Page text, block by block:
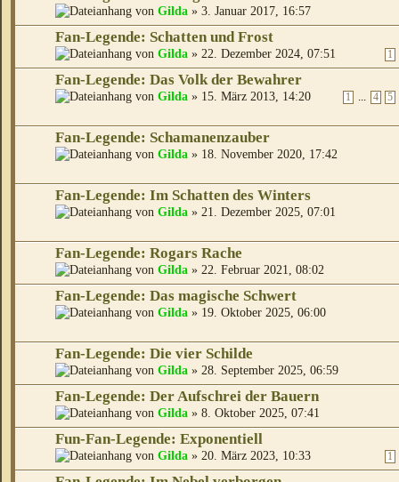
von Gilda » 3. Januar 2017, 16:57
Fan-Legende: Schatten und Frost
1
von Gilda » 22. Dezember 2024, 07:51
Fan-Legende: Das Volk der Bewahrer
1 ... 4 5
von Gilda » 15. März 2013, 14:20
Fan-Legende: Schamanenzauber
von Gilda » 18. November 2020, 17:42
Fan-Legende: Im Schatten des Winters
von Gilda » 21. Dezember 2025, 07:01
Fan-Legende: Rogars Rache
von Gilda » 22. Februar 2021, 08:02
Fan-Legende: Das magische Schwert
von Gilda » 19. Oktober 2025, 06:00
Fan-Legende: Die vier Schilde
von Gilda » 28. September 2025, 06:59
Fan-Legende: Der Aufschrei der Bauern
von Gilda » 8. Oktober 2025, 07:41
Fun-Fan-Legende: Exponentiell
1
von Gilda » 20. März 2023, 10:33